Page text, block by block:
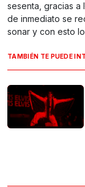
sesenta, gracias a
de inmediato se
sonar y con esto
TAMBIÉN TE PUEDE